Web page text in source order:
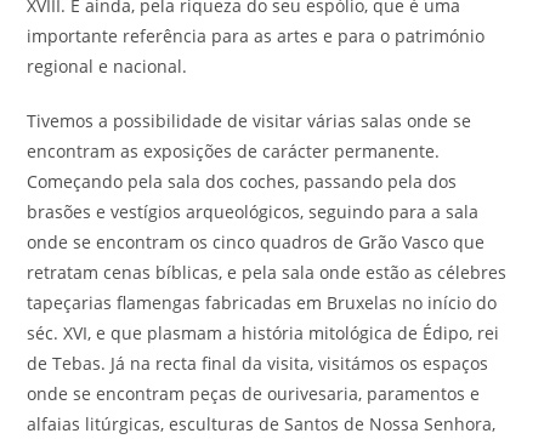
XVIII. E ainda, pela riqueza do seu espólio, que é uma
importante referência para as artes e para o património
regional e nacional.
Tivemos a possibilidade de visitar várias salas onde se
encontram as exposições de carácter permanente.
Começando pela sala dos coches, passando pela dos
brasões e vestígios arqueológicos, seguindo para a sala
onde se encontram os cinco quadros de Grão Vasco que
retratam cenas bíblicas, e pela sala onde estão as célebres
tapeçarias flamengas fabricadas em Bruxelas no início do
séc. XVI, e que plasmam a história mitológica de Édipo, rei
de Tebas. Já na recta final da visita, visitámos os espaços
onde se encontram peças de ourivesaria, paramentos e
alfaias litúrgicas, esculturas de Santos de Nossa Senhora,